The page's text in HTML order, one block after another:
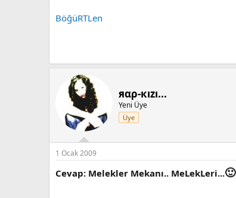
BöğüRTLen
яαρ-кızı...
Yeni Üye
Üye
1 Ocak 2009
Cevap: Melekler Mekanı.. MeLekLeri...🙂